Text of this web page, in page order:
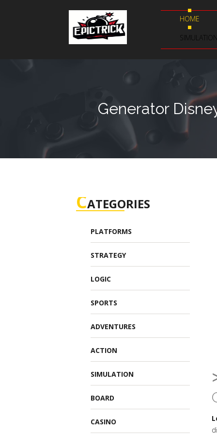
HOME
SIMULATION
Generator
CATEGORIES
PLATFORMS
STRATEGY
LOGIC
SPORTS
ADVENTURES
ACTION
SIMULATION
BOARD
CASINO